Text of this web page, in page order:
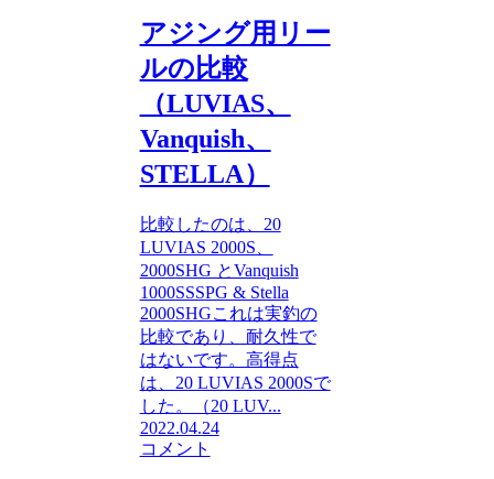
アジング用リー
ルの比較
（LUVIAS、
Vanquish、
STELLA）
比較したのは、20
LUVIAS 2000S、
2000SHG とVanquish
1000SSSPG & Stella
2000SHGこれは実釣の
比較であり、耐久性で
はないです。高得点
は、20 LUVIAS 2000Sで
した。（20 LUV...
2022.04.24
コメント